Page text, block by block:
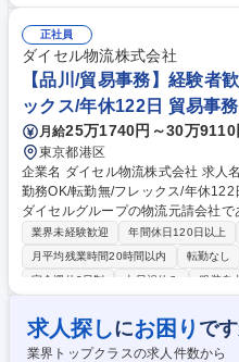
ークマニュアルに沿って状況を詳
情報が揃い次第、ヒアリング内容を
理サービス・レッカー・レンタカ
で不安に思われているお客様に対
募集職種 夜勤専任【オペレーター
迎！転勤なし
正社員
ダイセル物流株式会社
【品川/貿易事務】経験者
ックス/年休122日 貿易事
月給25万1740円～30万9110
東京都港区
企業名 ダイセル物流株式会社 求人名 【品川/貿易事務】経験者歓迎！/在宅
勤務OK/転勤無/フレックス/年休122日 仕事の内容 東証プライム市
ダイセルグループの物流元請会社
いしたいと思ってます。 ※船積みの輸
務業務：製品、原料の輸出入手配
インとなります 【輸出】・荷主、
入力 ・輸入書類管理 ・コンテナダ
他】・請求・支払業務 【変更範囲：当社業務全般
事務】経験者歓迎！/在宅勤務OK/
業界未経験歓迎 年間休日120日以上
月平均残業時間20時間以内
転勤なし
完全週休2日制
土日祝休み 服装自由
求人探しにお困り で
業界トップクラスの求人件数から